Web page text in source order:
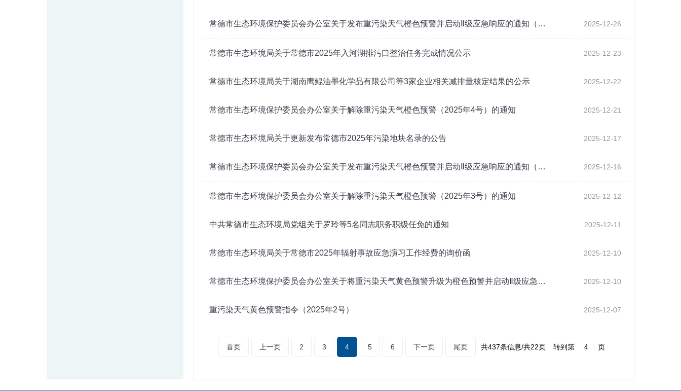
2025-12-26
常德市生态环境保护委员会办公室关于发布重污染天气橙色预警并启动Ⅱ级应急响应的通知（…
2025-12-23
常德市生态环境局关于常德市2025年入河湖排污口整治任务完成情况公示
2025-12-22
常德市生态环境局关于湖南鹰鲲油墨化学品有限公司等3家企业相关减排量核定结果的公示
2025-12-21
常德市生态环境保护委员会办公室关于解除重污染天气橙色预警（2025年4号）的通知
2025-12-17
常德市生态环境局关于更新发布常德市2025年污染地块名录的公告
2025-12-16
常德市生态环境保护委员会办公室关于发布重污染天气橙色预警并启动Ⅱ级应急响应的通知（…
2025-12-12
常德市生态环境保护委员会办公室关于解除重污染天气橙色预警（2025年3号）的通知
2025-12-11
中共常德市生态环境局党组关于罗玲等5名同志职务职级任免的通知
2025-12-10
常德市生态环境局关于常德市2025年辐射事故应急演习工作经费的询价函
2025-12-10
常德市生态环境保护委员会办公室关于将重污染天气黄色预警升级为橙色预警并启动Ⅱ级应急…
2025-12-07
重污染天气黄色预警指令（2025年2号）
首页 上一页 2 3 4 5 6 下一页 尾页 共437条信息/共22页 转到第 页